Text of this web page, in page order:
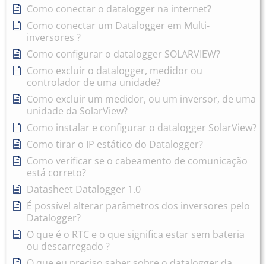
Como conectar o datalogger na internet?
Como conectar um Datalogger em Multi-
inversores ?
Como configurar o datalogger SOLARVIEW?
Como excluir o datalogger, medidor ou
controlador de uma unidade?
Como excluir um medidor, ou um inversor, de uma
unidade da SolarView?
Como instalar e configurar o datalogger SolarView?
Como tirar o IP estático do Datalogger?
Como verificar se o cabeamento de comunicação
está correto?
Datasheet Datalogger 1.0
É possível alterar parâmetros dos inversores pelo
Datalogger?
O que é o RTC e o que significa estar sem bateria
ou descarregado ?